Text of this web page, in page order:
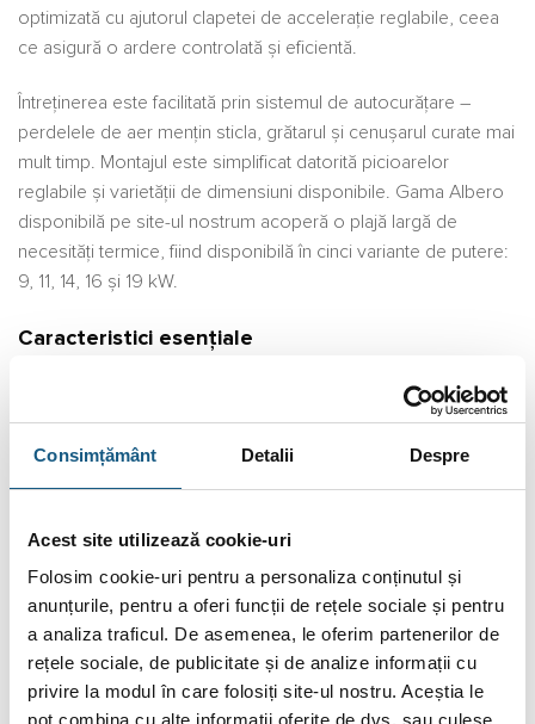
Consimțământ Detalii Despre
Acest site utilizează cookie-uri
Folosim cookie-uri pentru a personaliza conținutul și
anunțurile, pentru a oferi funcții de rețele sociale și pentru
a analiza traficul. De asemenea, le oferim partenerilor de
rețele sociale, de publicitate și de analize informații cu
privire la modul în care folosiți site-ul nostru. Aceștia le
pot combina cu alte informații oferite de dvs. sau culese
optimizată cu ajutorul clapetei de accelerație reglabile, ceea
ce asigură o ardere controlată și eficientă.
Întreținerea este facilitată prin sistemul de autocurățare –
perdelele de aer mențin sticla, grătarul și cenușarul curate mai
mult timp. Montajul este simplificat datorită picioarelor
reglabile și varietății de dimensiuni disponibile. Gama Albero
disponibilă pe site-ul nostrum acoperă o plajă largă de
necesități termice, fiind disponibilă în cinci variante de putere:
9, 11, 14, 16 și 19 kW.
Caracteristici esențiale